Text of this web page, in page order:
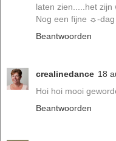
laten zien.....het zijn
Nog een fijne ☼-dag
Beantwoorden
crealinedance 18
Hoi hoi mooi
Beantwoorden